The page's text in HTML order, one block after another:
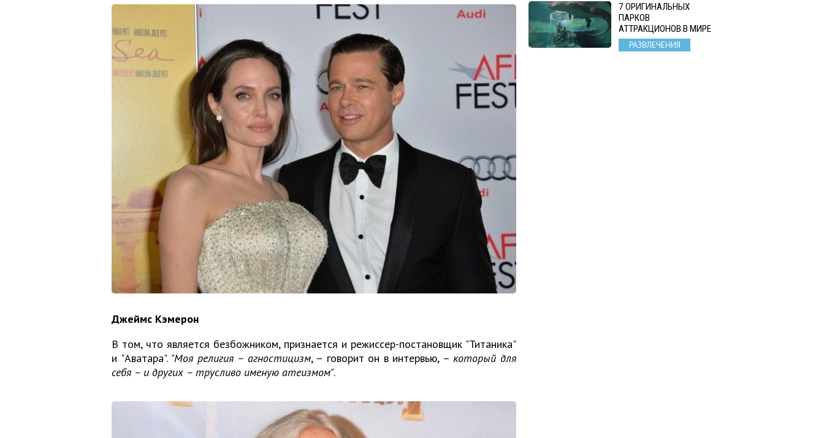
Джеймс Кэмерон
В том, что является безбожником, признается и режиссер-постановщик "Титаника"
и "Аватара". "Моя религия – агностицизм, – говорит он в интервью, –который для
себя – и других – трусливо именую атеизмом".
7 ОРИГИНАЛЬНЫХ
ПАРКОВ
АТТРАКЦИОНОВ В МИРЕ
РАЗВЛЕЧЕНИЯ